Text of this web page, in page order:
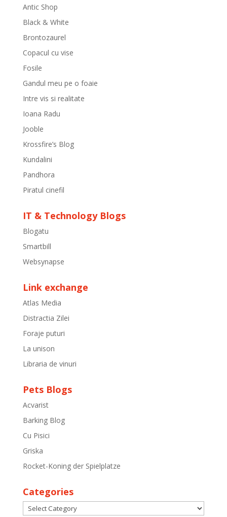
Antic Shop
Black & White
Brontozaurel
Copacul cu vise
Fosile
Gandul meu pe o foaie
Intre vis si realitate
Ioana Radu
Jooble
Krossfire’s Blog
Kundalini
Pandhora
Piratul cinefil
IT & Technology Blogs
Blogatu
Smartbill
Websynapse
Link exchange
Atlas Media
Distractia Zilei
Foraje puturi
La unison
Libraria de vinuri
Pets Blogs
Acvarist
Barking Blog
Cu Pisici
Griska
Rocket-Koning der Spielplatze
Categories
Categories